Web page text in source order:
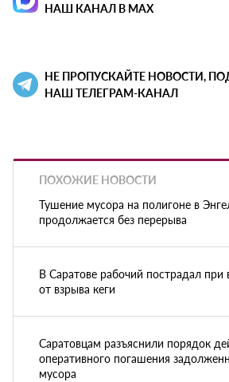
НАШ КАНАЛ В MAX
НЕ ПРОПУСКАЙТЕ НОВОСТИ,
НАШ ТЕЛЕГРАМ-КАНАЛ
ПОХОЖИЕ НОВОСТИ
Тушение мусора на полигоне в
продолжается без перерыва
В Саратове рабочий пострадал при
от взрыва кеги
Саратовцам разъяснили порядок
оперативного погашения
мусора